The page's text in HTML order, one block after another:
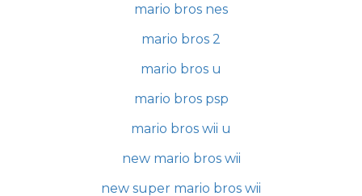
mario bros nes
mario bros 2
mario bros u
mario bros psp
mario bros wii u
new mario bros wii
new super mario bros wii